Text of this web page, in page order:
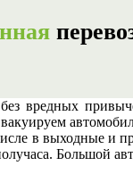
вредных
в выходные и
Большой